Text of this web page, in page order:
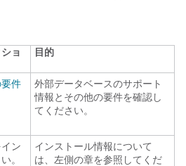
ョ
目的
件
外部データベースのサポート
情報とその他の要件を確認し
てください。
ン
。
インストール情報について
は、左側の章を参照してくだ